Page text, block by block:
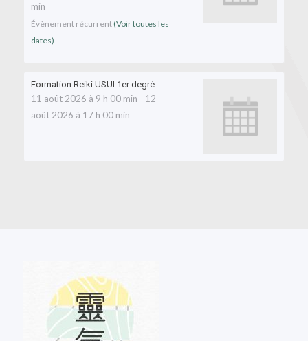
min
Évènement récurrent (Voir toutes les
dates)
Formation Reiki USUI 1er degré
11 août 2026 à 9 h 00 min - 12
août 2026 à 17 h 00 min